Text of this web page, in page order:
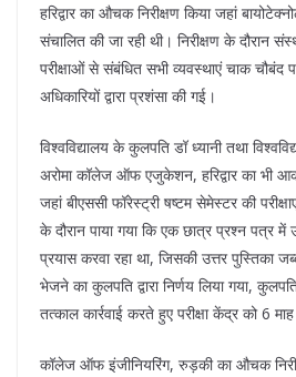
हरिद्वार का औचक निरीक्षण किया जहां
संचालित की जा रही थी। निरीक्षण के दौरान
परीक्षाओं से संबंधित सभी व्यवस्थाएं चाक चौबंद
अधिकारियों द्वारा प्रशंसा की गई।
विश्वविद्यालय के कुलपति डॉ ध्यानी तथा
अरोमा कॉलेज ऑफ एजुकेशन, हरिद्वार का भी
जहां बीएससी फॉरेस्ट्री षष्टम सेमेस्टर की
के दौरान पाया गया कि एक छात्र प्रश्न पत्र
प्रयास करवा रहा था, जिसकी उत्तर पुस्तिका
भेजने का कुलपति द्वारा निर्णय लिया गया,
तत्काल कार्रवाई करते हुए परीक्षा केंद्र को 6
कॉलेज ऑफ इंजीनियरिंग, रुड़की का औचक